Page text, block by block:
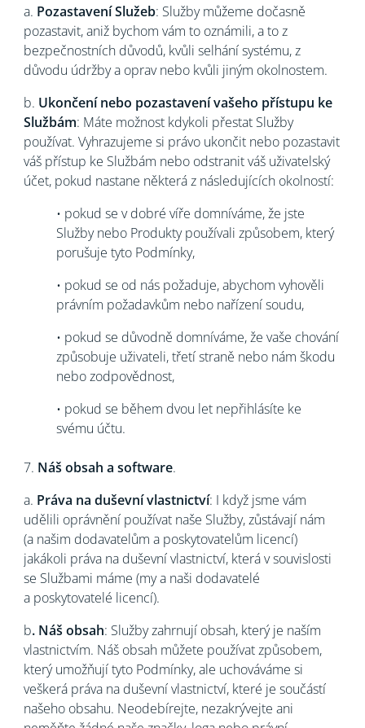
a. Pozastavení Služeb: Služby můžeme dočasně
pozastavit, aniž bychom vám to oznámili, a to z
bezpečnostních důvodů, kvůli selhání systému, z
důvodu údržby a oprav nebo kvůli jiným okolnostem.
b. Ukončení nebo pozastavení vašeho přístupu ke
Službám: Máte možnost kdykoli přestat Služby
používat. Vyhrazujeme si právo ukončit nebo pozastavit
váš přístup ke Službám nebo odstranit váš uživatelský
účet, pokud nastane některá z následujících okolností:
• pokud se v dobré víře domníváme, že jste
Služby nebo Produkty používali způsobem, který
porušuje tyto Podmínky,
• pokud se od nás požaduje, abychom vyhověli
právním požadavkům nebo nařízení soudu,
• pokud se důvodně domníváme, že vaše chování
způsobuje uživateli, třetí straně nebo nám škodu
nebo zodpovědnost,
• pokud se během dvou let nepřihlásíte ke
svému účtu.
7. Náš obsah a software.
a. Práva na duševní vlastnictví: I když jsme vám
udělili oprávnění používat naše Služby, zůstávají nám
(a našim dodavatelům a poskytovatelům licencí)
jakákoli práva na duševní vlastnictví, která v souvislosti
se Službami máme (my a naši dodavatelé
a poskytovatelé licencí).
b. Náš obsah: Služby zahrnují obsah, který je naším
vlastnictvím. Náš obsah můžete používat způsobem,
který umožňují tyto Podmínky, ale uchováváme si
veškerá práva na duševní vlastnictví, které je součástí
našeho obsahu. Neodebírejte, nezakrývejte ani